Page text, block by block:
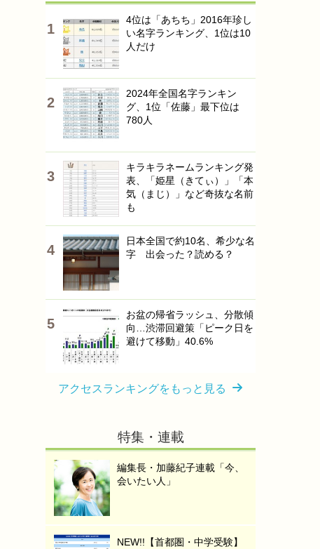
4位は「あちち」2016年珍し
い名字ランキング、1位は10
人だけ
2024年全国名字ランキン
グ、1位「佐藤」最下位は
780人
キラキラネームランキング発
表、「姫星（きてぃ）」「本
気（まじ）」など奇抜な名前
も
日本全国で約10名、希少な名
字 出会った？読める？
お盆の帰省ラッシュ、分散傾
向…渋滞回避策「ピーク日を
避けて移動」40.6%
アクセスランキングをもっと見る
特集・連載
編集長・加藤紀子連載「今、
会いたい人」
NEW!!【首都圏・中学受験】